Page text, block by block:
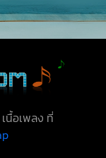
นื้อเพลง ที่